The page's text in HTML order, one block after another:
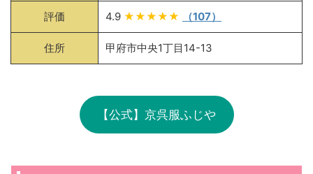
評価 4.9 ★★★★★ （107）
住所 甲府市中央1丁目14-13
【公式】京呉服ふじや